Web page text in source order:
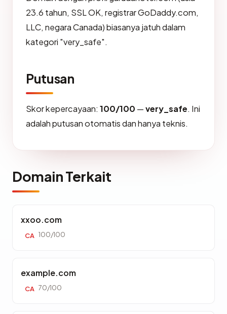
23.6 tahun, SSL OK, registrar GoDaddy.com,
LLC, negara Canada) biasanya jatuh dalam
kategori "very_safe".
Putusan
Skor kepercayaan: 100/100 —very_safe. Ini
adalah putusan otomatis dan hanya teknis.
Domain Terkait
xxoo.com
CA 100/100
example.com
CA 70/100